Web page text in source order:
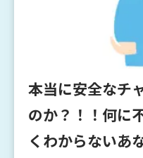
本当に安全なチ
のか？！！何に
くわからない